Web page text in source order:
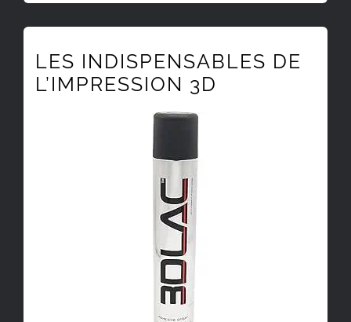
LES INDISPENSABLES DE
L’IMPRESSION 3D